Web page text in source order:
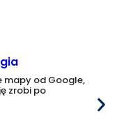
mapy od Google,
zrobi po